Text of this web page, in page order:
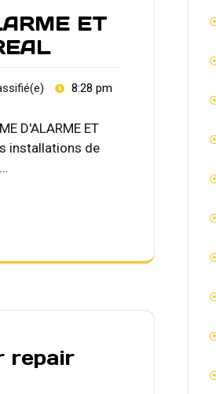
ET
8:28 pm
D'ALARME ET
installations de
repair